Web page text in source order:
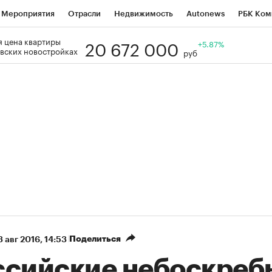
Мероприятия Отрасли Недвижимость Autonews РБК
Визионеры
цена квартиры
новостройках
20 672 000 руб
+5.87%
авг 2016, 14:53 Поделиться